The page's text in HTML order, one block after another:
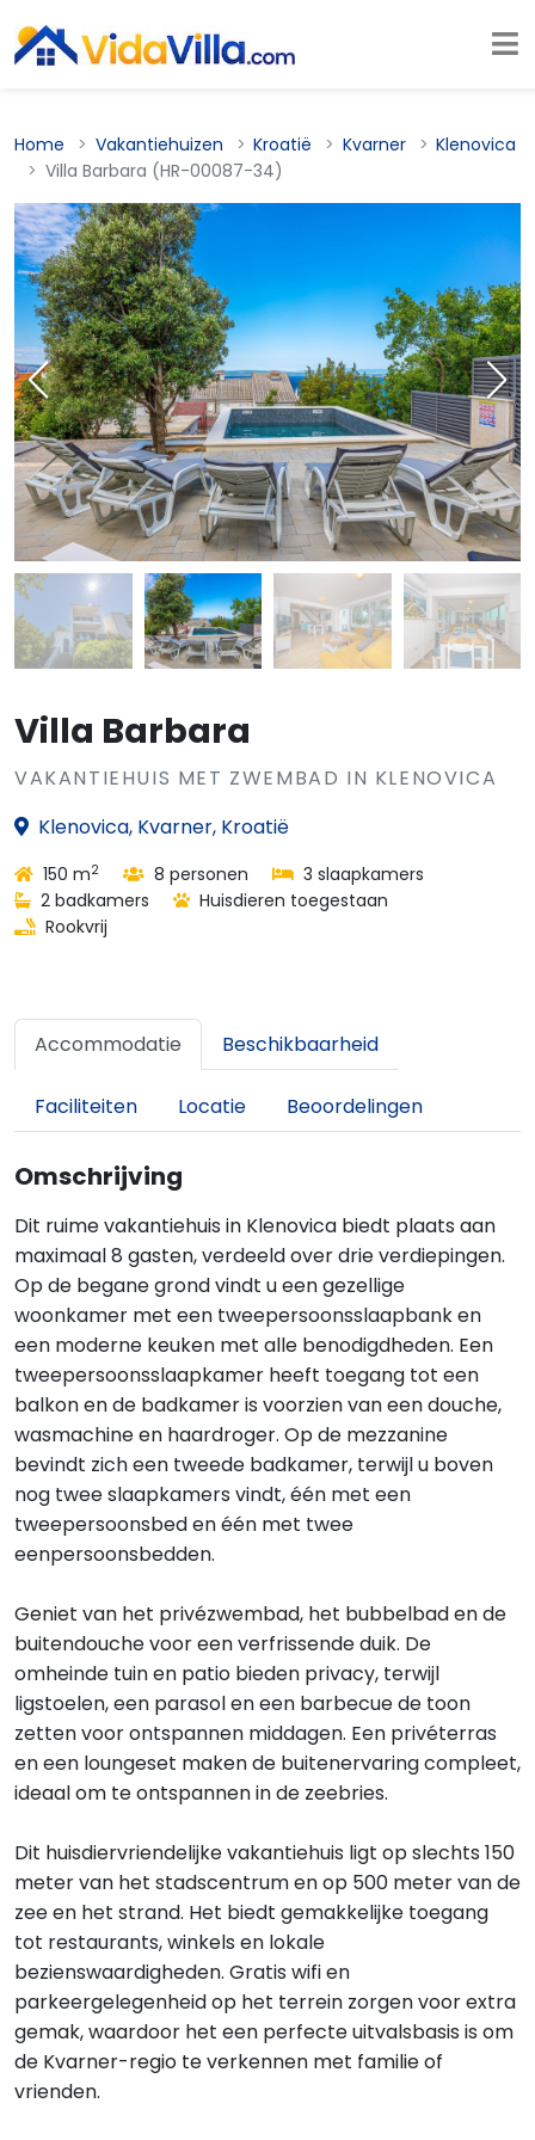
Home Vakantiehuizen Kroatië Kvarner
Klenovica
Villa Barbara (HR-00087-34)
Villa Barbara
VAKANTIEHUIS MET ZWEMBAD IN KLENOVICA
Klenovica, Kvarner, Kroatië
150 m2 8 personen
3 slaapkamers
2 badkamers
Huisdieren toegestaan
Rookvrij
Accommodatie Beschikbaarheid
Faciliteiten Locatie Beoordelingen
Omschrijving
Dit ruime vakantiehuis in Klenovica biedt plaats aan
maximaal 8 gasten, verdeeld over drie verdiepingen.
Op de begane grond vindt u een gezellige
woonkamer met een tweepersoonsslaapbank en
een moderne keuken met alle benodigdheden. Een
tweepersoonsslaapkamer heeft toegang tot een
balkon en de badkamer is voorzien van een douche,
wasmachine en haardroger. Op de mezzanine
bevindt zich een tweede badkamer, terwijl u boven
nog twee slaapkamers vindt, één met een
tweepersoonsbed en één met twee
eenpersoonsbedden.
Geniet van het privézwembad, het bubbelbad en de
buitendouche voor een verfrissende duik. De
omheinde tuin en patio bieden privacy, terwijl
ligstoelen, een parasol en een barbecue de toon
zetten voor ontspannen middagen. Een privéterras
en een loungeset maken de buitenervaring compleet,
ideaal om te ontspannen in de zeebries.
Dit huisdiervriendelijke vakantiehuis ligt op slechts 150
meter van het stadscentrum en op 500 meter van de
zee en het strand. Het biedt gemakkelijke toegang
tot restaurants, winkels en lokale
bezienswaardigheden. Gratis wifi en
parkeergelegenheid op het terrein zorgen voor extra
gemak, waardoor het een perfecte uitvalsbasis is om
de Kvarner-regio te verkennen met familie of
vrienden.